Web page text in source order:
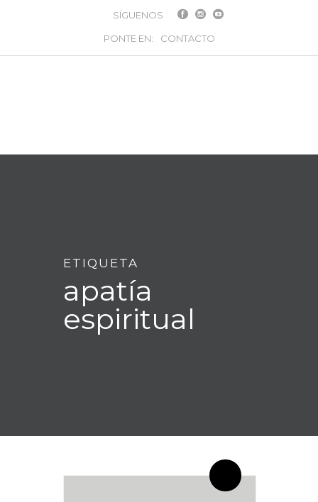
SÍGUENOS
PONTE EN: CONTACTO
ETIQUETA
apatía
espiritual